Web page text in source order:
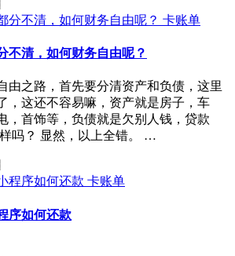
卡账单
不清，如何财务自由呢？
由之路，首先要分清资产和负债，这里
，这还不容易嘛，资产就是房子，车
，首饰等，负债就是欠别人钱，贷款
吗？ 显然，以上全错。 …
卡账单
序如何还款